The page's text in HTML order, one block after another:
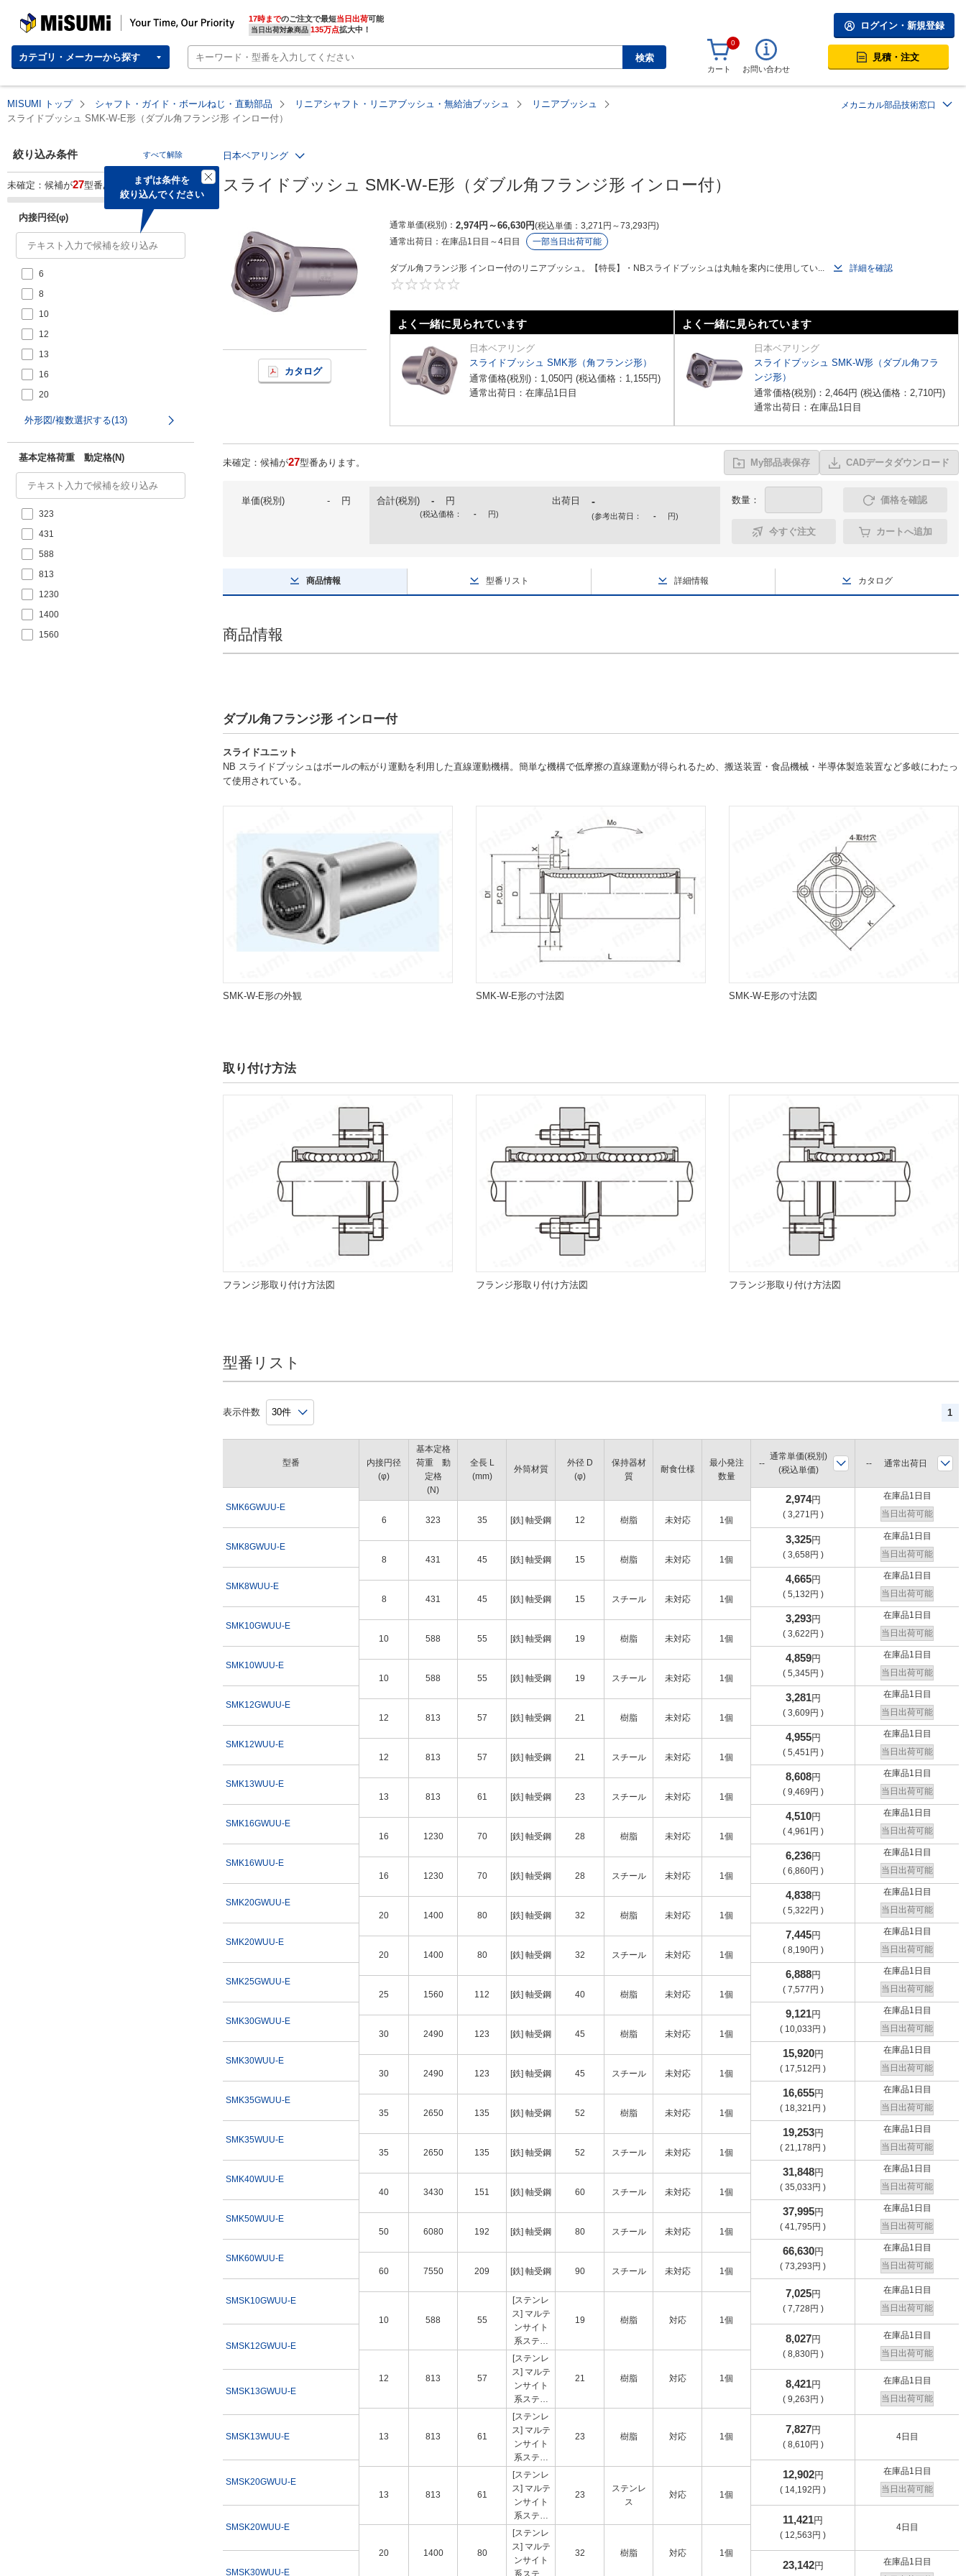
MISUMI | Your Time, Our Priority 17時までのご注文で最短当日出荷
当日出荷対象商品 135万点拡大中！
カテゴリ・メーカーから探す 検索
ログイン・新規登録
0
カート お問い合わせ
見積・注文
MISUMI トップ シャフト・ガイド・ボールねじ・直動部品 リニアシャフト・リニアブッシュ・無給油ブッシュ
リニアブッシュ
スライドブッシュ SMK-W-E形（ダブル角フランジ形 インロー付）
メカニカル部品技術窓口
絞り込み条件 すべて解除
まずは条件を
絞り込んでください
未確定：候補が27型番あります。
内接円径(φ)
6
8
10
12
13
16
20
25
35
40
60
外形図/複数選択する(13)
基本定格荷重 動定格(N)
323
431
588
813
1230
1400
1560
日本ベアリング
スライドブッシュ SMK-W-E形（ダブル角フランジ形 インロー付）
カタログ
通常単価(税別) 2,974円 ～66,630円 税込単価 3,271 円 ～73,293円
通常出荷日： 在庫品1日目～4日目 一部当日出荷可能
ダブル角フランジ形 インロー付のリニアブッシュ。【特長】・NBスライドブッシュは丸軸を案内に使用してい...
詳細を確認
よく一緒に見られています
日本ベアリング
スライドブッシュ SMK形（角フランジ形）
通常価格(税別)： 1,050円 (税込価格： 1,155円)
通常出荷日：在庫品1日目
よく一緒に見られています
日本ベアリング
スライドブッシュ SMK-W形（ダブル角フラ
ンジ形）
通常価格(税別)： 2,464円 (税込価格： 2,710円)
通常出荷日：在庫品1日目
未確定：候補が27型番あります。 My部品表保存 CADデータダウンロード
単価(税別) - 円 合計(税別) - 円
(税込価格： - 円)
出荷日 -
(参考出荷日： - 円)
数量： 価格を確認
今すぐ注文 カートへ追加
商品情報 型番リスト 詳細情報 カタログ
商品情報
ダブル角フランジ形 インロー付
スライドユニット
NB スライドブッシュはボールの転がり運動を利用した直線運動機構。簡単な機構で低摩擦の直線運動が得られるため、搬送装置・食品機械・半導体製造装置など多岐にわたっ
て使用されている。
SMK-W-E形の外観 SMK-W-E形の寸法図 SMK-W-E形の寸法図
取り付け方法
フランジ形取り付け方法図 フランジ形取り付け方法図 フランジ形取り付け方法図
型番リスト
表示件数 1
型番
SMK6GWUU-E
SMK8GWUU-E
SMK8WUU-E
SMK10GWUU-E
SMK10WUU-E
SMK12GWUU-E
SMK12WUU-E
SMK13WUU-E
SMK16GWUU-E
SMK16WUU-E
SMK20GWUU-E
SMK20WUU-E
SMK25GWUU-E
SMK30GWUU-E
SMK30WUU-E
SMK35GWUU-E
SMK35WUU-E
SMK40WUU-E
SMK50WUU-E
SMK60WUU-E
SMSK10GWUU-E
SMSK12GWUU-E
SMSK13GWUU-E
SMSK13WUU-E
SMSK20GWUU-E
SMSK20WUU-E
SMSK30WUU-E
内接円径
(φ)
基本定格
荷重 動
定格
(N)
全長 L
(mm)
外筒材質
外径 D
(φ)
保持器材
質
耐食仕様
最小発注
数量
6 323 35 [鉄] 軸受鋼 12 樹脂 未対応 1個
8 431 45 [鉄] 軸受鋼 15 樹脂 未対応 1個
8 431 45 [鉄] 軸受鋼 15 スチール 未対応 1個
10 588 55 [鉄] 軸受鋼 19 樹脂 未対応 1個
10 588 55 [鉄] 軸受鋼 19 スチール 未対応 1個
12 813 57 [鉄] 軸受鋼 21 樹脂 未対応 1個
12 813 57 [鉄] 軸受鋼 21 スチール 未対応 1個
13 813 61 [鉄] 軸受鋼 23 スチール 未対応 1個
16 1230 70 [鉄] 軸受鋼 28 樹脂 未対応 1個
16 1230 70 [鉄] 軸受鋼 28 スチール 未対応 1個
20 1400 80 [鉄] 軸受鋼 32 樹脂 未対応 1個
20 1400 80 [鉄] 軸受鋼 32 スチール 未対応 1個
25 1560 112 [鉄] 軸受鋼 40 樹脂 未対応 1個
30 2490 123 [鉄] 軸受鋼 45 樹脂 未対応 1個
30 2490 123 [鉄] 軸受鋼 45 スチール 未対応 1個
35 2650 135 [鉄] 軸受鋼 52 樹脂 未対応 1個
35 2650 135 [鉄] 軸受鋼 52 スチール 未対応 1個
40 3430 151 [鉄] 軸受鋼 60 スチール 未対応 1個
50 6080 192 [鉄] 軸受鋼 80 スチール 未対応 1個
60 7550 209 [鉄] 軸受鋼 90 スチール 未対応 1個
10 588 55
[ステンレ
ス] マルテ
ンサイト
系ステン
レス鋼
19 樹脂 対応 1個
12 813 57
[ステンレ
ス] マルテ
ンサイト
系ステン
レス鋼
21 樹脂 対応 1個
13 813 61
[ステンレ
ス] マルテ
ンサイト
系ステン
レス鋼
23 樹脂 対応 1個
13 813 61
[ステンレ
ス] マルテ
ンサイト
系ステン
レス鋼
23
ステンレ
ス
対応 1個
20 1400 80
[ステンレ
ス] マルテ
ンサイト
系ステン
32 樹脂 対応 1個
通常単価(税別)
(税込単価)
通常出荷日
2,974円
( 3,271 円 )
在庫品1日目
当日出荷可能
3,325円
( 3,658円 )
在庫品1日目
当日出荷可能
4,665円
( 5,132 円 )
在庫品1日目
当日出荷可能
3,293円
( 3,622 円 )
在庫品1日目
当日出荷可能
4,859円
( 5,345 円 )
在庫品1日目
当日出荷可能
3,281円
( 3,609 円 )
在庫品1日目
当日出荷可能
4,955円
( 5,451 円 )
在庫品1日目
当日出荷可能
8,608円
( 9,469 円 )
在庫品1日目
当日出荷可能
4,510円
( 4,961 円 )
在庫品1日目
当日出荷可能
6,236円
( 6,860円 )
在庫品1日目
当日出荷可能
4,838円
( 5,322 円 )
在庫品1日目
当日出荷可能
7,445円
( 8,190円 )
在庫品1日目
当日出荷可能
6,888円
( 7,577 円 )
在庫品1日目
当日出荷可能
9,121円
( 10,033 円 )
在庫品1日目
当日出荷可能
15,920円
( 17,512 円 )
在庫品1日目
当日出荷可能
16,655円
( 18,321 円 )
在庫品1日目
当日出荷可能
19,253円
( 21,178円 )
在庫品1日目
当日出荷可能
31,848円
( 35,033 円 )
在庫品1日目
当日出荷可能
37,995円
( 41,795 円 )
在庫品1日目
当日出荷可能
66,630円
( 73,293 円 )
在庫品1日目
当日出荷可能
7,025円
( 7,728円 )
在庫品1日目
当日出荷可能
8,027円
( 8,830円 )
在庫品1日目
当日出荷可能
8,421円
( 9,263 円 )
在庫品1日目
当日出荷可能
7,827円
( 8,610円 )
4日目
12,902円
( 14,192 円 )
在庫品1日目
当日出荷可能
11,421円
( 12,563 円 )
4日目
23,142円
在庫品1日目